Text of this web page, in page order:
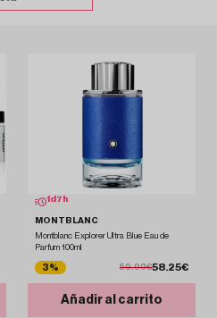
1 d 7 h
MONTBLANC
Montblanc Explorer Ultra Blue Eau de
Parfum 100ml
3% 59.90€58.25€
Añadir al carrito